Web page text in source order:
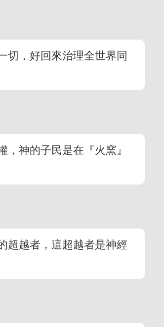
切，好回來治理全世界同
神的子民是在『火窯』
超越者，這超越者是神經